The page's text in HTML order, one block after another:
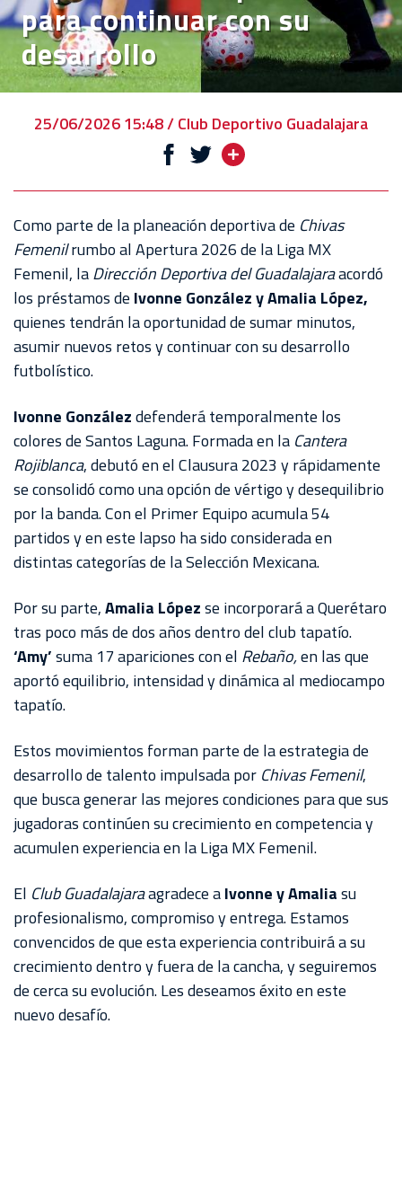
VENTA
DE
BOLETOS
CHIVABONOS
REBAÑO
CHIVAS
TIENDA
CHIVAS
CHIVASTV
AKRON
TOUR
ESTADIO
AKRON
para continuar con su
desarrollo
25/06/2026 15:48 / Club Deportivo Guadalajara
Como parte de la planeación deportiva de Chivas
Femenilrumbo al Apertura 2026 de la Liga MX
Femenil, laDirección Deportiva del Guadalajaraacordó
los préstamos de Ivonne González y Amalia López,
quienes tendrán la oportunidad de sumar minutos,
asumir nuevos retos y continuar con su desarrollo
futbolístico.
Ivonne Gonzálezdefenderá temporalmente los
colores de Santos Laguna. Formada en la Cantera
Rojiblanca, debutó en el Clausura 2023 y rápidamente
se consolidó como una opción de vértigo y desequilibrio
por la banda. Con el Primer Equipo acumula 54
partidos y en este lapso ha sido considerada en
distintas categorías de la Selección Mexicana.
Por su parte,Amalia Lópezse incorporará a Querétaro
tras poco más de dos años dentro del club tapatío.
‘Amy’suma 17 apariciones con el Rebaño,en las que
aportó equilibrio, intensidad y dinámica al mediocampo
tapatío.
Estos movimientos forman parte de la estrategia de
desarrollo de talento impulsada por Chivas Femenil,
que busca generar las mejores condiciones para que sus
jugadoras continúen su crecimiento en competencia y
acumulen experiencia en la Liga MX Femenil.
El Club Guadalajaraagradece aIvonne y Amaliasu
profesionalismo, compromiso y entrega. Estamos
convencidos de que esta experiencia contribuirá a su
crecimiento dentro y fuera de la cancha, y seguiremos
de cerca su evolución. Les deseamos éxito en este
nuevo desafío.